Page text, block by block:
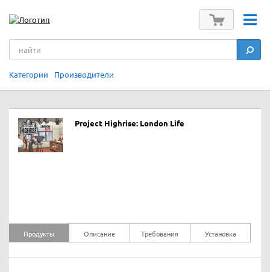
Категории Производители
Project Highrise: London Life
Продукты Описание Требования Установка